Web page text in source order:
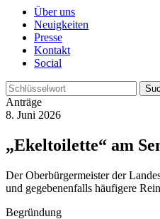
Über uns
Neuigkeiten
Presse
Kontakt
Social
Anträge
8. Juni 2026
„Ekeltoilette“ am
Der Oberbürgermeister der
und gegebenenfalls häufigere
Begründung